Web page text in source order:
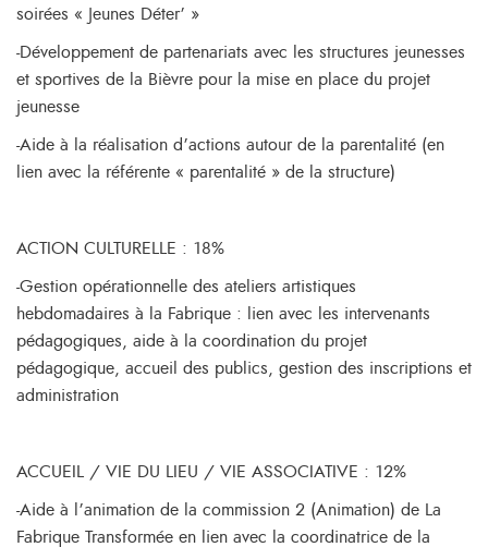
soirées « Jeunes Déter’ »
-Développement de partenariats avec les structures jeunesses
et sportives de la Bièvre pour la mise en place du projet
jeunesse
-Aide à la réalisation d’actions autour de la parentalité (en
lien avec la référente « parentalité » de la structure)
ACTION CULTURELLE : 18%
-Gestion opérationnelle des ateliers artistiques
hebdomadaires à la Fabrique : lien avec les intervenants
pédagogiques, aide à la coordination du projet
pédagogique, accueil des publics, gestion des inscriptions et
administration
ACCUEIL / VIE DU LIEU / VIE ASSOCIATIVE : 12%
-Aide à l’animation de la commission 2 (Animation) de La
Fabrique Transformée en lien avec la coordinatrice de la